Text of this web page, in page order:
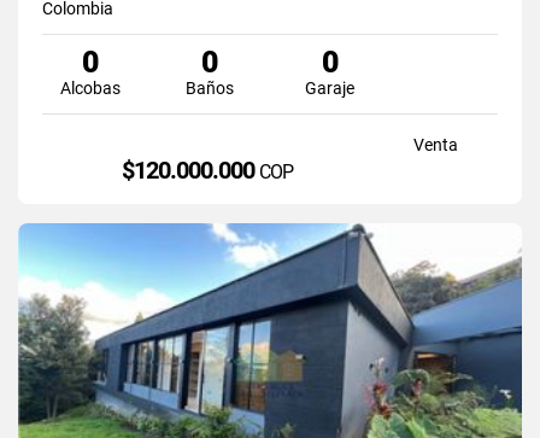
Colombia
0
Alcobas
0
Baños
0
Garaje
Venta
$120.000.000 COP